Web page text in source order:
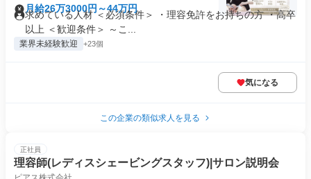
月給26万3000円～44万円
求めている人材 ＜必須条件＞ ・理容免許をお持ちの方 ・高卒
以上 ＜歓迎条件＞ ～こ...
業界未経験歓迎 +23個
気になる
この企業の類似求人を見る
正社員
理容師(レディスシェービングスタッフ)|サロン説明会